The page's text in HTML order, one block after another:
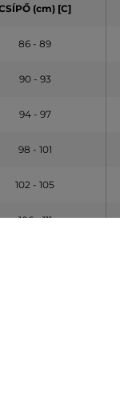
(cm) [C]
86 - 89
90 - 93
94 - 97
98 - 101
102 - 105
106 - 111